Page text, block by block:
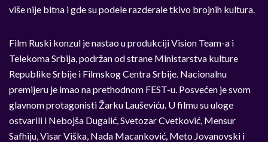
više nije bitna i gde su podele razderale tkivo brojnih kultura.
Film Ruski konzul je nastao u produkciji Vision Team-a i
Telekoma Srbija, podržan od strane Ministarstva kulture
Republike Srbije i Filmskog Centra Srbije. Nacionalnu
premijeru je imao na prethodnom FEST-u. Posvećen je svom
glavnom protagonisti Žarku Lauševiću. U filmu su uloge
ostvarili i Nebojša Dugalić, Svetozar Cvetković, Mensur
Safhiju, Visar Viška, Nada Macanković, Meto Jovanovski i